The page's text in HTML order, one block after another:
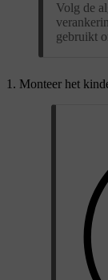
Volg de
gebruikt
Monteer het